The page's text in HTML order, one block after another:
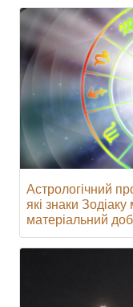
Астрологічний
які знаки
матеріальний